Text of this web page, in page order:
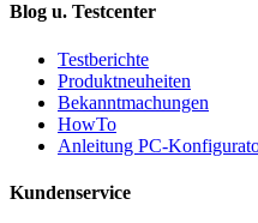
Blog u. Testcenter
Testberichte
Produktneuheiten
Bekanntmachungen
HowTo
Anleitung PC-
Kundenservice